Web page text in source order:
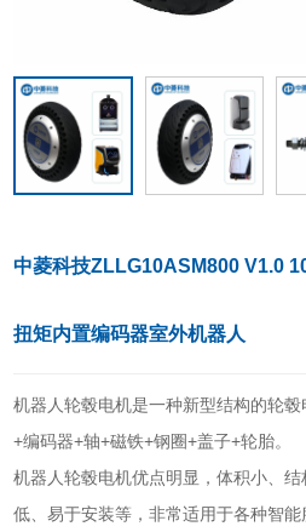
中菱科技ZLLG10ASM800 V1.0
扭矩内置编码器室外机器人
机器人轮毂电机是一种新型结构的轮
+编码器+轴+磁铁+钢圈+盖子+轮胎。
机器人轮毂电机优点明显，体积小、
低、易于安装等，非常适用于各种智能